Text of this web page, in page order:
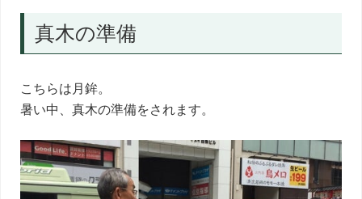
真木の準備
こちらは月鉾。
暑い中、真木の準備をされます。